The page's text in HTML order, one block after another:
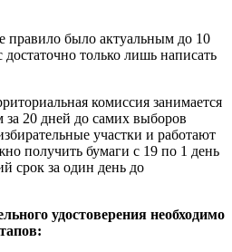
правило было актуальным до 10
достаточно только лишь написать
комиссия занимается
20 дней до самих выборов
участки и работают
получить бумаги с 19 по 1 день
срок за один день до
удостоверения необходимо